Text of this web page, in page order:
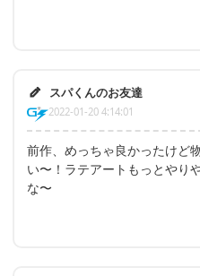
スパくんのお友達
2022-01-20 4:14:01
前作、めっちゃ良かったけど
い〜！ラテアートもっとやり
な〜